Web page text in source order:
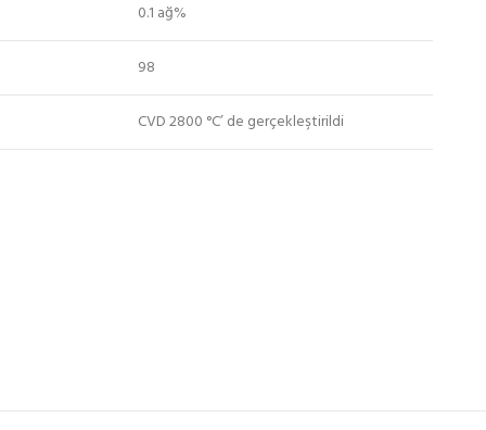
0.1 ağ%
98
CVD 2800 °C’ de gerçekleştirildi